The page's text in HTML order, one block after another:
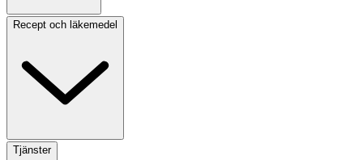
Recept och läkemedel
Tjänster